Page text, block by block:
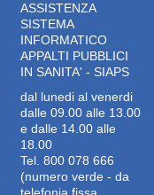
ASSISTENZA
SISTEMA
INFORMATICO
APPALTI PUBBLICI
IN SANITA' - SIAPS
dal lunedi al venerdi
dalle 09.00 alle 13.00
e dalle 14.00 alle
18.00
Tel. 800 078 666
(numero verde - da